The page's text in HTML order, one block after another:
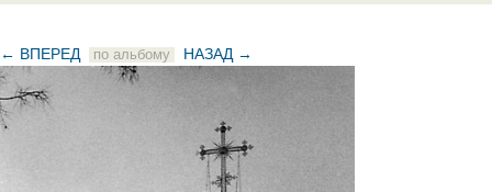
← ВПЕРЕД по альбому НАЗАД →